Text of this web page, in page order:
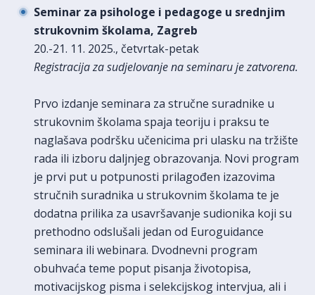
Seminar za psihologe i pedagoge u srednjim
strukovnim školama, Zagreb
20.-21. 11. 2025., četvrtak-petak
Registracija za sudjelovanje na seminaru je zatvorena.
Prvo izdanje seminara za stručne suradnike u
strukovnim školama spaja teoriju i praksu te
naglašava podršku učenicima pri ulasku na tržište
rada ili izboru daljnjeg obrazovanja. Novi program
je prvi put u potpunosti prilagođen izazovima
stručnih suradnika u strukovnim školama te je
dodatna prilika za usavršavanje sudionika koji su
prethodno odslušali jedan od Euroguidance
seminara ili webinara. Dvodnevni program
obuhvaća teme poput pisanja životopisa,
motivacijskog pisma i selekcijskog intervjua, ali i